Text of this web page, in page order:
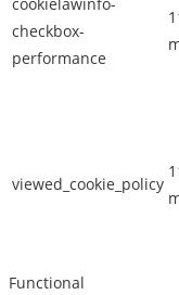
cookielawinfo-
checkbox-
performance
viewed_cookie_policy
Functional